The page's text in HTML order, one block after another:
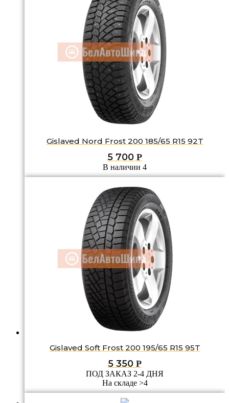
Gislaved Nord Frost 200 185/65 R15 92T
5 700 Р
В наличии 4
Gislaved Soft Frost 200 195/65 R15 95T
5 350 Р
ПОД ЗАКАЗ 2-4 ДНЯ
На складе >4